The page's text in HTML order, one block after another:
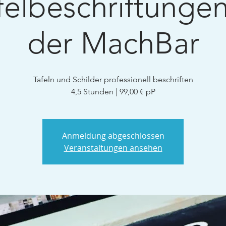
der MachBar
Tafeln und Schilder professionell beschriften
4,5 Stunden | 99,00 € pP
Anmeldung abgeschlossen
Veranstaltungen ansehen